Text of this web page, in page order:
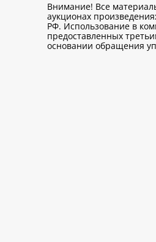
Внимание! Все
аукционах
РФ. Использование в
предоставленных
основании обращения